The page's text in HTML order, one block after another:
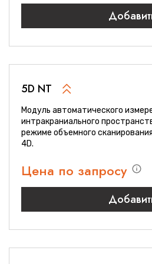
5D NT
Модуль автоматического
интракраниального
режиме объемного
4D.
Цена по запросу